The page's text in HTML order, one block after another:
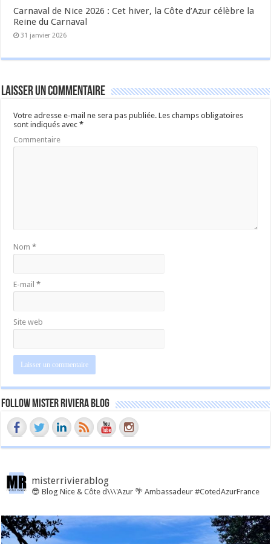
Carnaval de Nice 2026 : Cet hiver, la Côte d’Azur célèbre la
Reine du Carnaval
31 janvier 2026
Laisser un commentaire
Votre adresse e-mail ne sera pas publiée. Les champs obligatoires
sont indiqués avec*
Commentaire
Nom*
E-mail*
Site web
Follow Mister Riviera Blog
misterrivierablog
😎 Blog Nice & Côte d\\\'Azur 🌴 Ambassadeur #CotedAzurFrance